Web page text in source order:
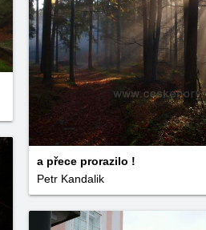
a přece prorazilo !
Petr Kandalik